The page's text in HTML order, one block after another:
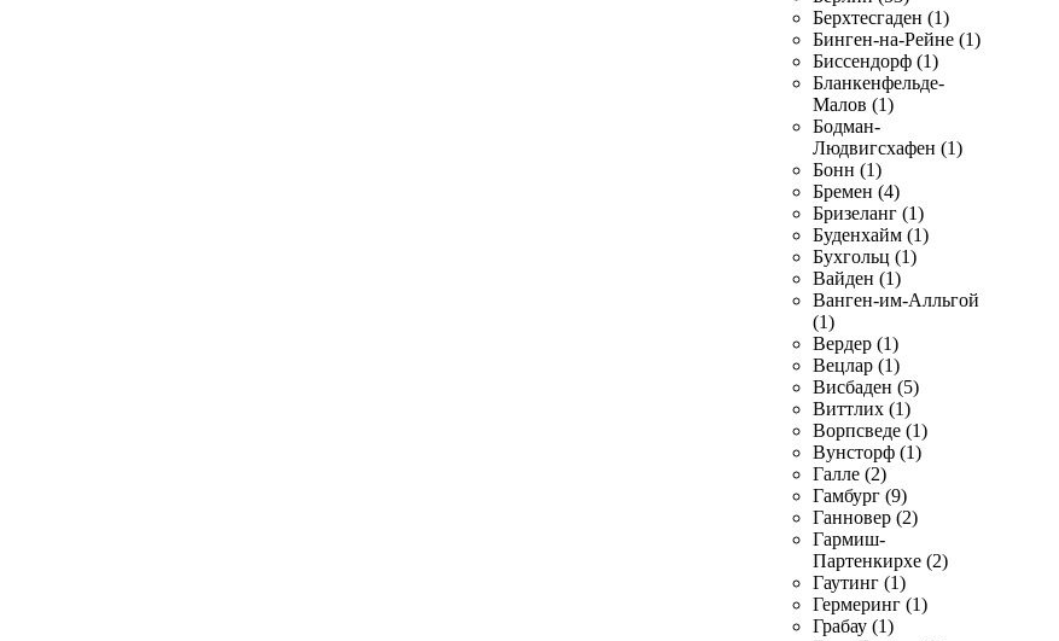
Берхтесгаден (1)
Бинген-на-Рейне (1)
Биссендорф (1)
Бланкенфельде-
Малов (1)
Бодман-
Людвигсхафен (1)
Бонн (1)
Бремен (4)
Бризеланг (1)
Буденхайм (1)
Бухгольц (1)
Вайден (1)
Ванген-им-Алльгой
(1)
Вердер (1)
Вецлар (1)
Висбаден (5)
Виттлих (1)
Ворпсведе (1)
Вунсторф (1)
Галле (2)
Гамбург (9)
Ганновер (2)
Гармиш-
Партенкирхе (2)
Гаутинг (1)
Гермеринг (1)
Грабау (1)